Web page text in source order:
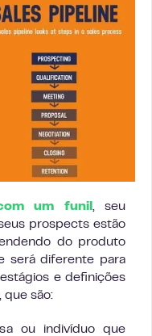
um funil , seu
prospects estão
do produto
será diferente para
e definições
que são:
ou indivíduo que